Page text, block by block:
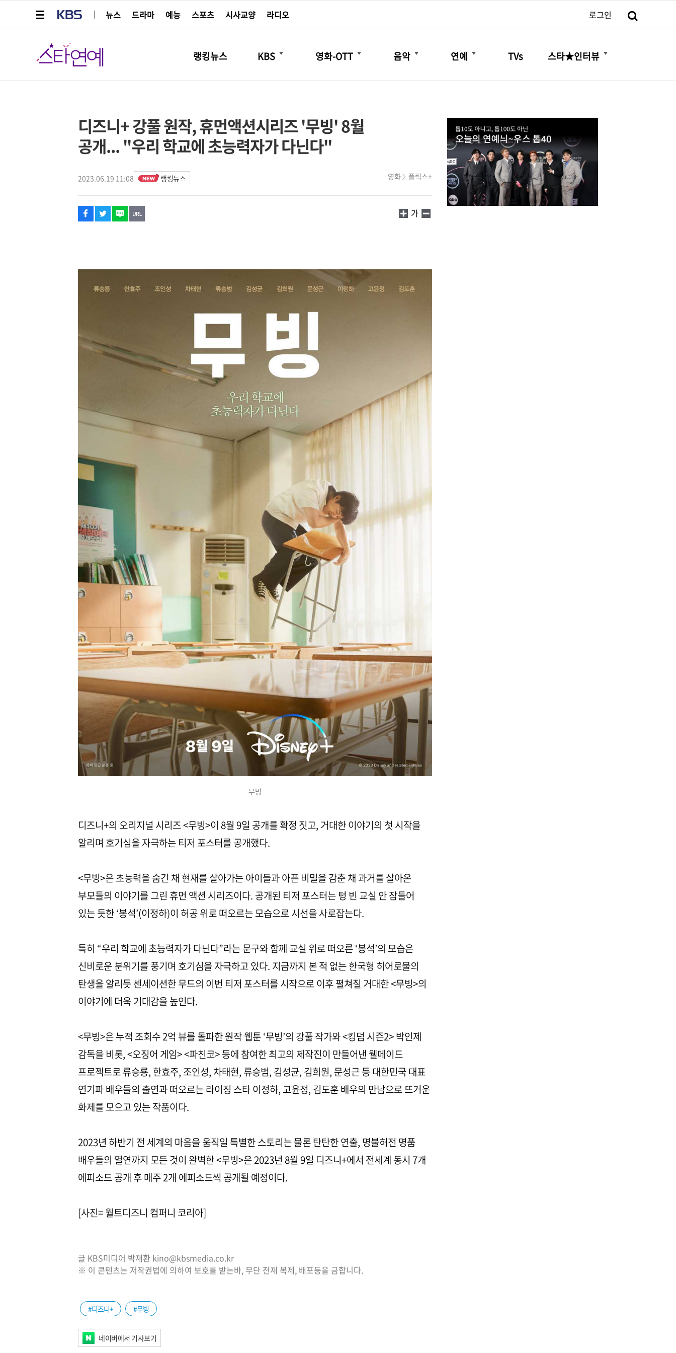
뉴스
드라마 예능 스포츠 시사교양 라디오 로그인
스타연예
랭킹뉴스 KBS
더보기
영화-OTT
더보기
음악
더보기
연예
더보기
TVs 스타★인터뷰
더보기
디즈니+ 강풀 원작, 휴먼액션시리즈 '무빙' 8월
공개... "우리 학교에 초능력자가 다닌다"
2023.06.19 11:08 랭킹뉴스 영화 플릭스+
페이스북
트위터
네이버
URL복사
글씨 작게보기
가
글씨 크게보기
무빙
디즈니+의 오리지널 시리즈 <무빙>이 8월 9일 공개를 확정 짓고, 거대한 이야기의 첫 시작을
알리며 호기심을 자극하는 티저 포스터를 공개했다.
<무빙>은 초능력을 숨긴 채 현재를 살아가는 아이들과 아픈 비밀을 감춘 채 과거를 살아온
부모들의 이야기를 그린 휴먼 액션 시리즈이다. 공개된 티저 포스터는 텅 빈 교실 안 잠들어
있는 듯한 ‘봉석’(이정하)이 허공 위로 떠오르는 모습으로 시선을 사로잡는다.
특히 “우리 학교에 초능력자가 다닌다”라는 문구와 함께 교실 위로 떠오른 ‘봉석’의 모습은
신비로운 분위기를 풍기며 호기심을 자극하고 있다. 지금까지 본 적 없는 한국형 히어로물의
탄생을 알리듯 센세이션한 무드의 이번 티저 포스터를 시작으로 이후 펼쳐질 거대한 <무빙>의
이야기에 더욱 기대감을 높인다.
<무빙>은 누적 조회수 2억 뷰를 돌파한 원작 웹툰 ‘무빙’의 강풀 작가와 <킹덤 시즌2> 박인제
감독을 비롯, <오징어 게임> <파친코> 등에 참여한 최고의 제작진이 만들어낸 웰메이드
프로젝트로 류승룡, 한효주, 조인성, 차태현, 류승범, 김성균, 김희원, 문성근 등 대한민국 대표
연기파 배우들의 출연과 떠오르는 라이징 스타 이정하, 고윤정, 김도훈 배우의 만남으로 뜨거운
화제를 모으고 있는 작품이다.
2023년 하반기 전 세계의 마음을 움직일 특별한 스토리는 물론 탄탄한 연출, 명불허전 명품
배우들의 열연까지 모든 것이 완벽한 <무빙>은 2023년 8월 9일 디즈니+에서 전세계 동시 7개
에피소드 공개 후 매주 2개 에피소드씩 공개될 예정이다.
[사진= 월트디즈니 컴퍼니 코리아]
글 KBS미디어 박재환 kino@kbsmedia.co.kr
※ 이 콘텐츠는 저작권법에 의하여 보호를 받는바, 무단 전재 복제, 배포등을 금합니다.
해시태그
#디즈니+ #무빙
네이버에서 기사보기
스타박스